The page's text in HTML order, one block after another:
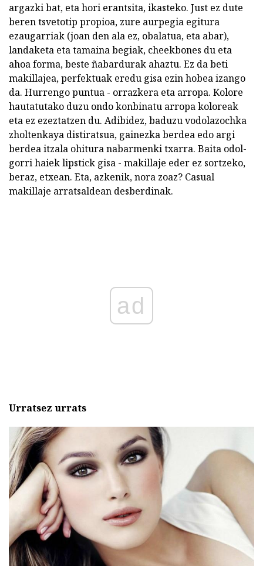
argazki bat, eta hori erantsita, ikasteko. Just ez dute
beren tsvetotip propioa, zure aurpegia egitura
ezaugarriak (joan den ala ez, obalatua, eta abar),
landaketa eta tamaina begiak, cheekbones du eta
ahoa forma, beste ñabardurak ahaztu. Ez da beti
makillajea, perfektuak eredu gisa ezin hobea izango
da. Hurrengo puntua - orrazkera eta arropa. Kolore
hautatutako duzu ondo konbinatu arropa koloreak
eta ez ezeztatzen du. Adibidez, baduzu vodolazochka
zholtenkaya distiratsua, gainezka berdea edo argi
berdea itzala ohitura nabarmenki txarra. Baita odol-
gorri haiek lipstick gisa - makillaje eder ez sortzeko,
beraz, etxean. Eta, azkenik, nora zoaz? Casual
makillaje arratsaldean desberdinak.
ad
Urratsez urrats